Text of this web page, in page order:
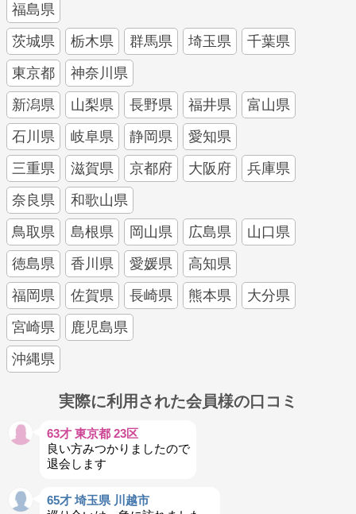
福島県
茨城県
栃木県 群馬県 埼玉県
千葉県
東京都
神奈川県
新潟県
山梨県 長野県 福井県
富山県
石川県
岐阜県 静岡県
愛知県
三重県
滋賀県 京都府 大阪府
兵庫県
奈良県
和歌山県
鳥取県
島根県 岡山県 広島県
山口県
徳島県
香川県 愛媛県
高知県
福岡県
佐賀県 長崎県 熊本県
大分県
宮崎県
鹿児島県
沖縄県
実際に利用された会員様の口コミ
63才 東京都 23区
良い方みつかりましたので
退会します
65才 埼玉県 川越市